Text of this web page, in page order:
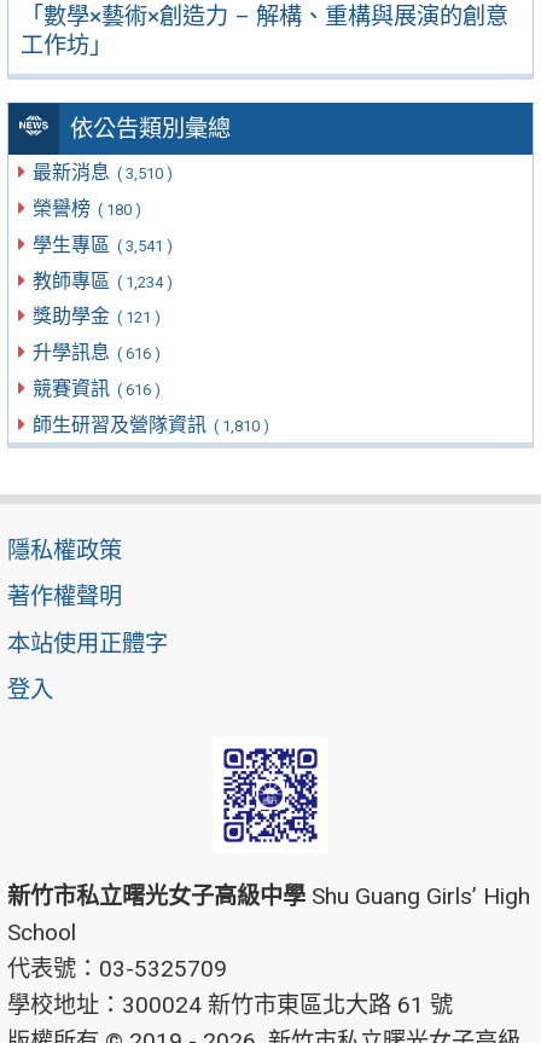
「數學×藝術×創造力 – 解構、重構與展演的創意
工作坊」
依公告類別彙總
最新消息 ( 3,510 )
榮譽榜 ( 180 )
學生專區 ( 3,541 )
教師專區 ( 1,234 )
獎助學金 ( 121 )
升學訊息 ( 616 )
競賽資訊 ( 616 )
師生研習及營隊資訊 ( 1,810 )
隱私權政策
著作權聲明
本站使用正體字
登入
新竹市私立曙光女子高級中學 Shu Guang Girls’ High
School
代表號：03-5325709
學校地址：300024 新竹市東區北大路 61 號